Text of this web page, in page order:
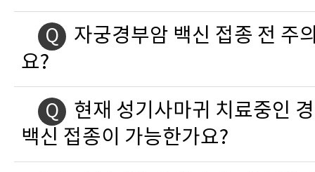
Q
자궁경부암 백신 접종 전 주
요?
Q
현재 성기사마귀 치료중인
백신 접종이 가능한가요?